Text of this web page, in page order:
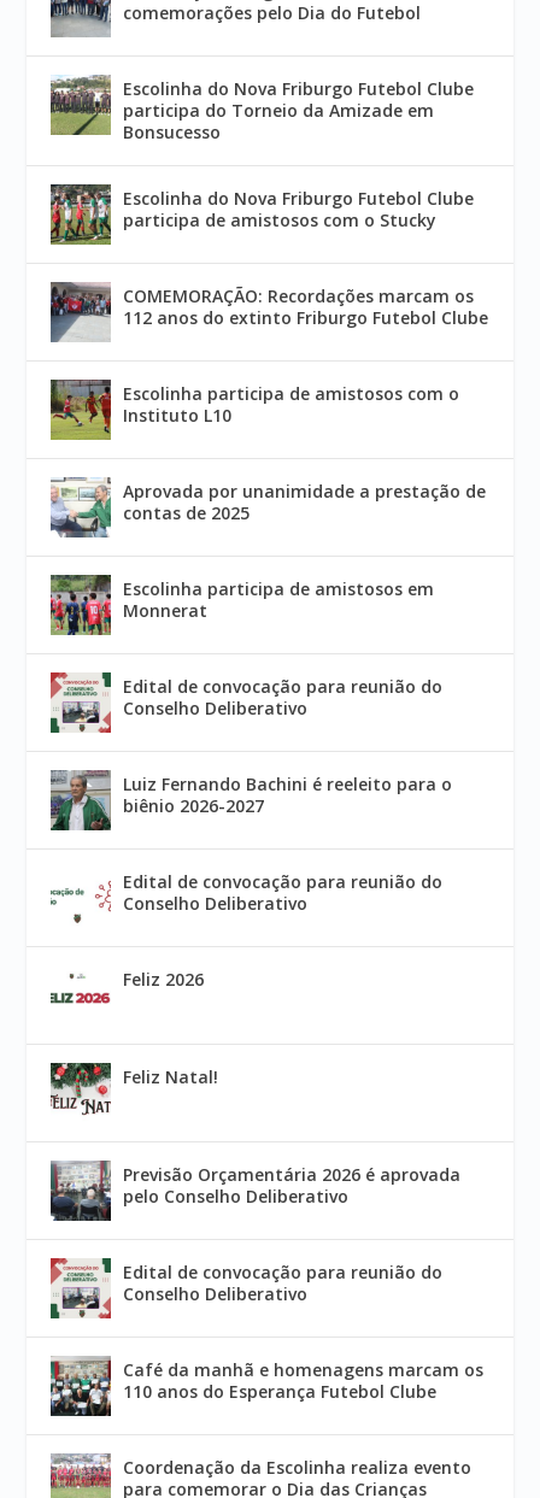
comemorações pelo Dia do Futebol
Escolinha do Nova Friburgo Futebol Clube
participa do Torneio da Amizade em
Bonsucesso
Escolinha do Nova Friburgo Futebol Clube
participa de amistosos com o Stucky
COMEMORAÇÃO: Recordações marcam os
112 anos do extinto Friburgo Futebol Clube
Escolinha participa de amistosos com o
Instituto L10
Aprovada por unanimidade a prestação de
contas de 2025
Escolinha participa de amistosos em
Monnerat
Edital de convocação para reunião do
Conselho Deliberativo
Luiz Fernando Bachini é reeleito para o
biênio 2026-2027
Edital de convocação para reunião do
Conselho Deliberativo
Feliz 2026
Feliz Natal!
Previsão Orçamentária 2026 é aprovada
pelo Conselho Deliberativo
Edital de convocação para reunião do
Conselho Deliberativo
Café da manhã e homenagens marcam os
110 anos do Esperança Futebol Clube
Coordenação da Escolinha realiza evento
para comemorar o Dia das Crianças